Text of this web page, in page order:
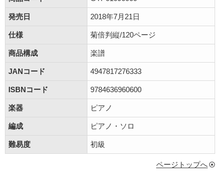
発売日 2018年7月21日
仕様 菊倍判縦/120ページ
商品構成 楽譜
JANコード 4947817276333
ISBNコード 9784636960600
楽器 ピアノ
編成 ピアノ・ソロ
難易度 初級
ページトップへ